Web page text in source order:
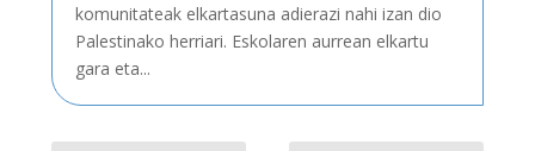
komunitateak elkartasuna adierazi nahi izan dio
Palestinako herriari. Eskolaren aurrean elkartu
gara eta...